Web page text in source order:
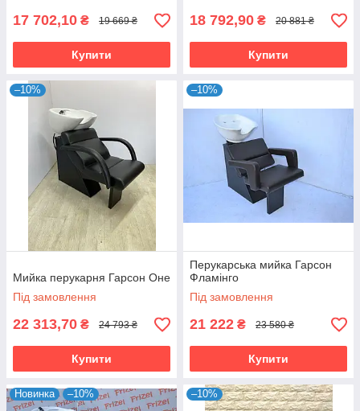
17 702,10 ₴ 19 669 ₴
Купити
18 792,90 ₴ 20 881 ₴
Купити
–10%
Мийка перукарня Гарсон Оне
Під замовлення
22 313,70 ₴ 24 793 ₴
Купити
–10%
Перукарська мийка Гарсон
Фламінго
Під замовлення
21 222 ₴ 23 580 ₴
Купити
Новинка –10% –10%